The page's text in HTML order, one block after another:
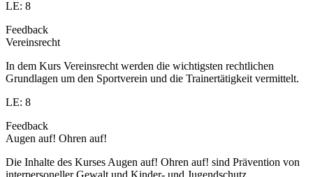
LE: 8
Feedback
Vereinsrecht
In dem Kurs Vereinsrecht werden die wichtigsten rechtlichen
Grundlagen um den Sportverein und die Trainertätigkeit vermittelt.
LE: 8
Feedback
Augen auf! Ohren auf!
Die Inhalte des Kurses Augen auf! Ohren auf! sind Prävention von
interpersoneller Gewalt und Kinder- und Jugendschutz.